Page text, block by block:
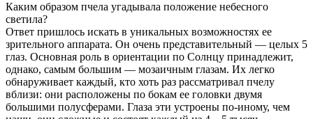
Каким образом пчела угадывала положение небесного
светила?
Ответ пришлось искать в уникальных возможностях ее
зрительного аппарата. Он очень представительный — целых 5
глаз. Основная роль в ориентации по Солнцу принадлежит,
однако, самым большим — мозаичным глазам. Их легко
обнаруживает каждый, кто хоть раз рассматривал пчелу
вблизи: они расположены по бокам ее головки двумя
большими полусферами. Глаза эти устроены по-иному, чем